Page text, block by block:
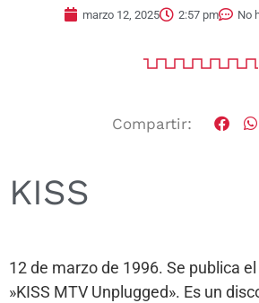
marzo 12, 2025 2:57 pm No
Compartir:
KISS
12 de marzo de 1996. Se publica
»KISS MTV Unplugged». Es un